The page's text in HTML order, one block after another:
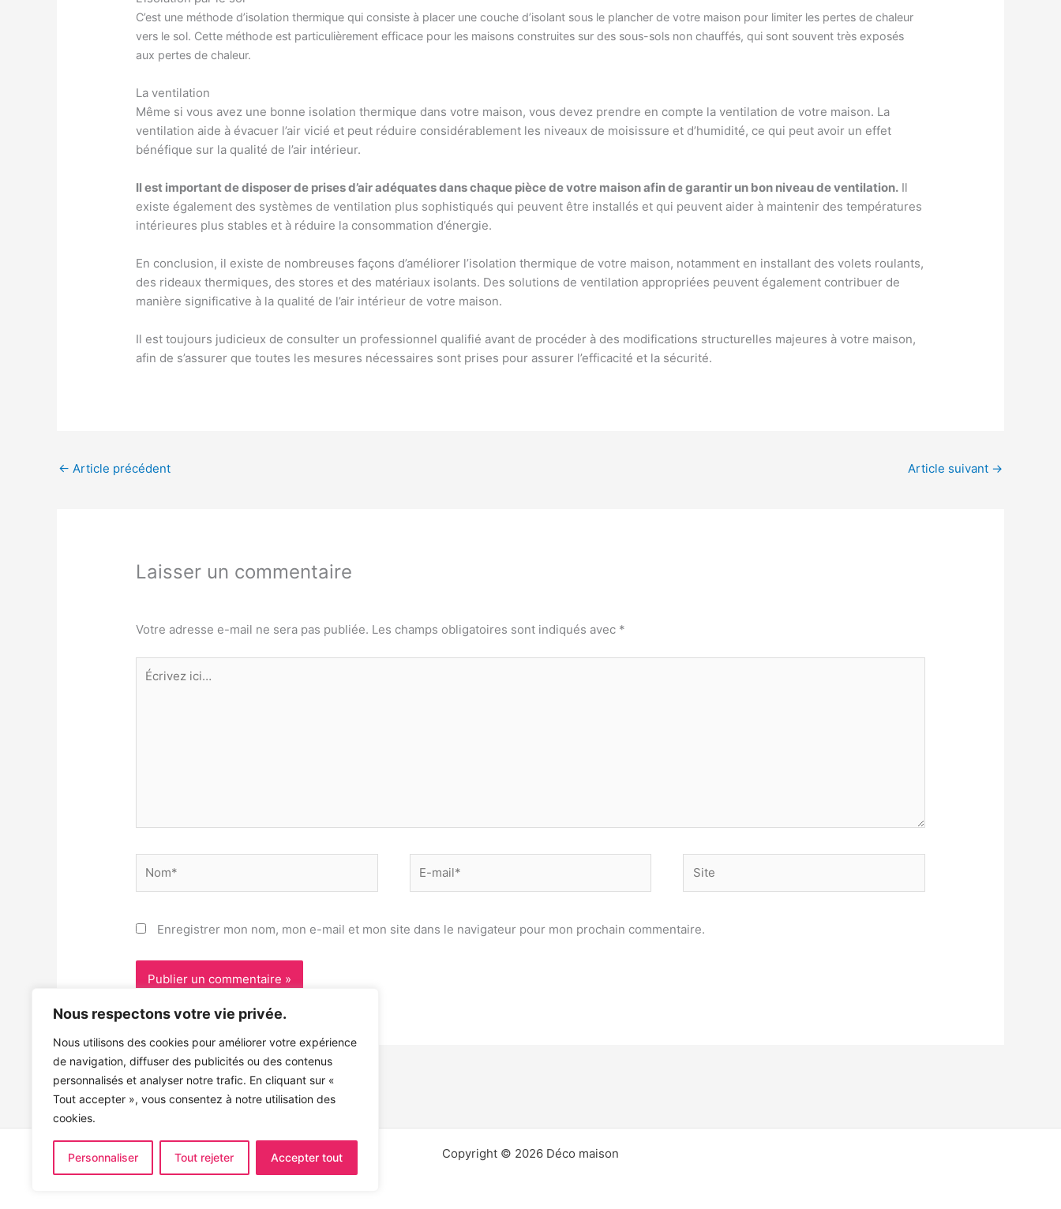
Nous respectons votre vie privée.
Nous utilisons des cookies pour améliorer votre expérience
de navigation, diffuser des publicités ou des contenus
personnalisés et analyser notre trafic. En cliquant sur «
Tout accepter », vous consentez à notre utilisation des
cookies.
Personnaliser Tout rejeter Accepter tout
C’est une méthode d’isolation thermique qui consiste à placer une couche d’isolant sous le plancher de votre maison pour limiter les pertes de chaleur
vers le sol. Cette méthode est particulièrement efficace pour les maisons construites sur des sous-sols non chauffés, qui sont souvent très exposés
aux pertes de chaleur.
La ventilation
Même si vous avez une bonne isolation thermique dans votre maison, vous devez prendre en compte la ventilation de votre maison. La
ventilation aide à évacuer l’air vicié et peut réduire considérablement les niveaux de moisissure et d’humidité, ce qui peut avoir un effet
bénéfique sur la qualité de l’air intérieur.
Il est important de disposer de prises d’air adéquates dans chaque pièce de votre maison afin de garantir un bon niveau de ventilation. Il
existe également des systèmes de ventilation plus sophistiqués qui peuvent être installés et qui peuvent aider à maintenir des températures
intérieures plus stables et à réduire la consommation d’énergie.
En conclusion, il existe de nombreuses façons d’améliorer l’isolation thermique de votre maison, notamment en installant des volets roulants,
des rideaux thermiques, des stores et des matériaux isolants. Des solutions de ventilation appropriées peuvent également contribuer de
manière significative à la qualité de l’air intérieur de votre maison.
Il est toujours judicieux de consulter un professionnel qualifié avant de procéder à des modifications structurelles majeures à votre maison,
afin de s’assurer que toutes les mesures nécessaires sont prises pour assurer l’efficacité et la sécurité.
← Article précédent Article suivant →
Laisser un commentaire
Votre adresse e-mail ne sera pas publiée. Les champs obligatoires sont indiqués avec *
Écrivez
ici…
mail*
Enregistrer mon nom, mon e-mail et mon site dans le navigateur pour mon prochain commentaire.
Copyright © 2026 Déco maison